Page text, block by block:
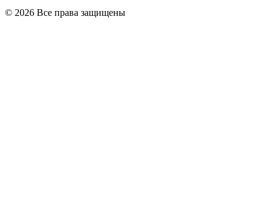
© 2026 Все права защищены